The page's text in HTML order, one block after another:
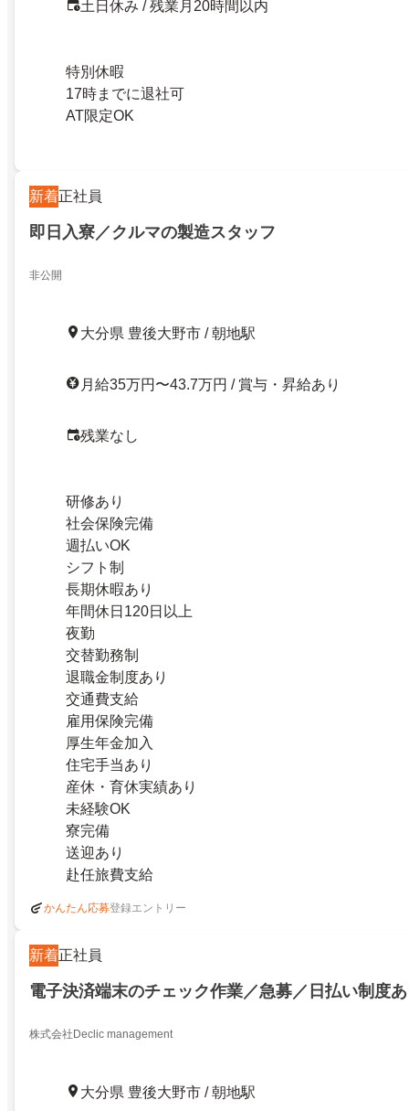
土日休み / 残業月20時間以内
特別休暇
17時までに退社可
AT限定OK
新着正社員
即日入寮／クルマの製造スタッフ
非公開
大分県 豊後大野市 / 朝地駅
月給35万円〜43.7万円 / 賞与・昇給あり
残業なし
研修あり
社会保険完備
週払いOK
シフト制
長期休暇あり
年間休日120日以上
夜勤
交替勤務制
退職金制度あり
交通費支給
雇用保険完備
厚生年金加入
住宅手当あり
産休・育休実績あり
未経験OK
寮完備
送迎あり
赴任旅費支給
かんたん応募登録エントリー
新着正社員
電子決済端末のチェック作業／急募／日払い制度
株式会社Declic management
大分県 豊後大野市 / 朝地駅